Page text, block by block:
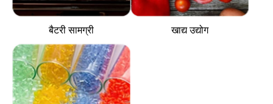
बैटरी सामग्री खाद्य उद्योग